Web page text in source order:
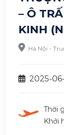
– Ô
KINH
Hà Nội - Trung
2025-
Thời
Khởi